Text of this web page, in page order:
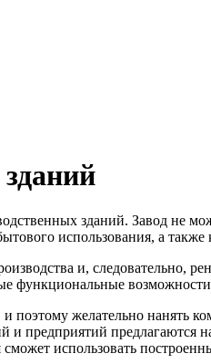
зданий. Завод не
использования, а
и, следовательно,
функциональные
желательно нанять
и предприятий
использовать